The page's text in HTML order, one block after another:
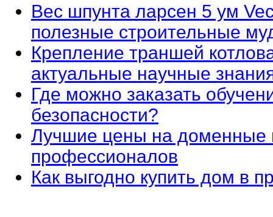
Вес шпунта ларсен 5 ум
полезные строительные
Крепление траншей
актуальные научные
Где можно заказать
безопасности?
Лучшие цены на доменные
профессионалов
Как выгодно купить дом в